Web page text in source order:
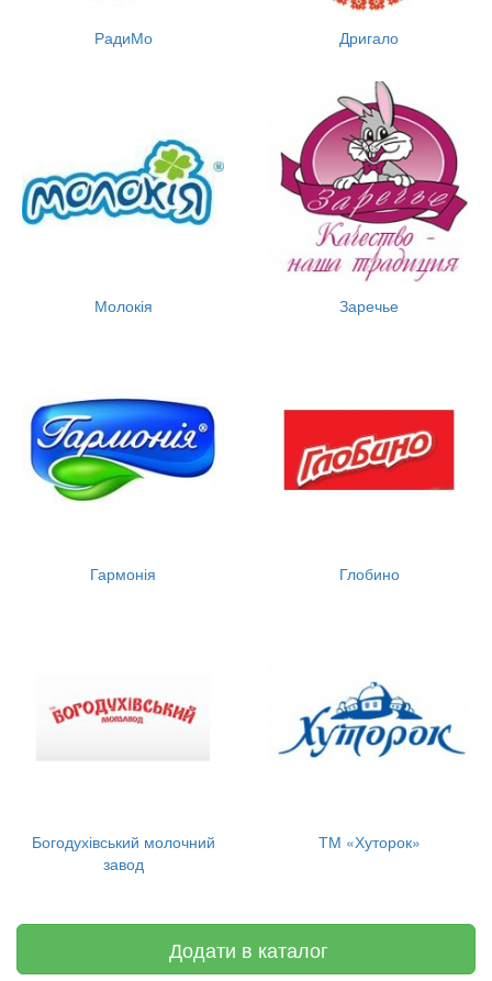
РадиМо Дригало
Молокія Заречье
Гармонія Глобино
Богодухівський молочний
завод
ТМ «Хуторок»
Додати в каталог